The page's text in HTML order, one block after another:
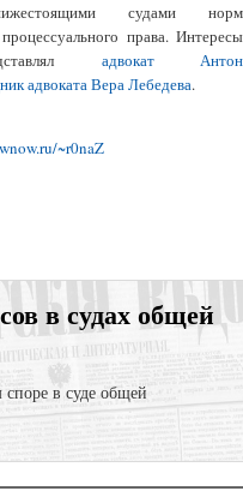
судами норм
права. Интересы
адвокат Антон
адвоката Вера Лебедева.
~r0naZ
в судах общей
споре в суде общей